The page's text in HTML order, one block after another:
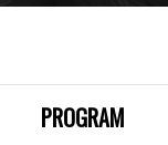
PROGRAM